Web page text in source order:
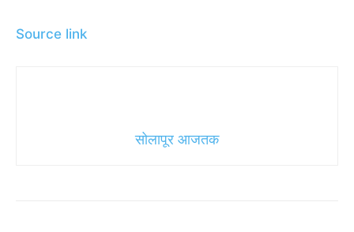
Source link
सोलापूर आजतक